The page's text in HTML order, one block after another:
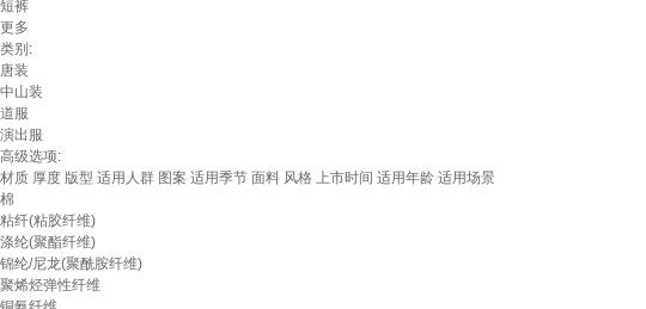
短裤
更多
类别:
唐装
中山装
道服
演出服
高级选项:
材质 厚度 版型 适用人群 图案 适用季节 面料 风格 上市时间 适用年龄 适用场景
棉
粘纤(粘胶纤维)
涤纶(聚酯纤维)
锦纶/尼龙(聚酰胺纤维)
聚烯烃弹性纤维